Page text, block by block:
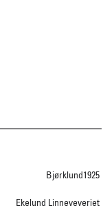
Bjørklund1925
Ekelund Linneveveriet